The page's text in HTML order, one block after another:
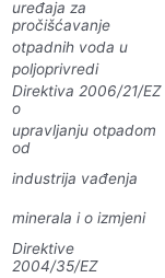
uređaja za
pročišćavanje
otpadnih voda u
poljoprivredi
Direktiva 2006/21/EZ
o
upravljanju otpadom
od
industrija vađenja
minerala i o izmjeni
Direktive
2004/35/EZ